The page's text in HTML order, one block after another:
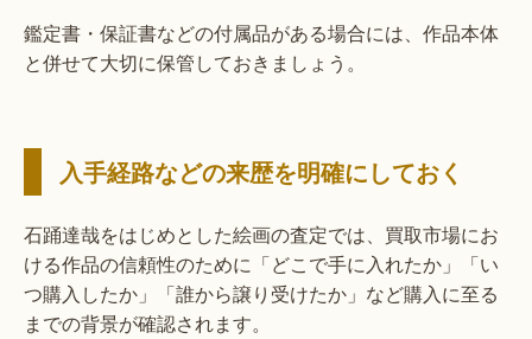
鑑定書・保証書などの付属品がある場合には、作品本体
と併せて大切に保管しておきましょう。
入手経路などの来歴を明確にしておく
石踊達哉をはじめとした絵画の査定では、買取市場にお
ける作品の信頼性のために「どこで手に入れたか」「い
つ購入したか」「誰から譲り受けたか」など購入に至る
までの背景が確認されます。